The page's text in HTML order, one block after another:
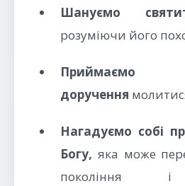
Шануємо
розуміючи його
Приймаємо
доручення
Нагадуємо собі
Богу, яка може
покоління і